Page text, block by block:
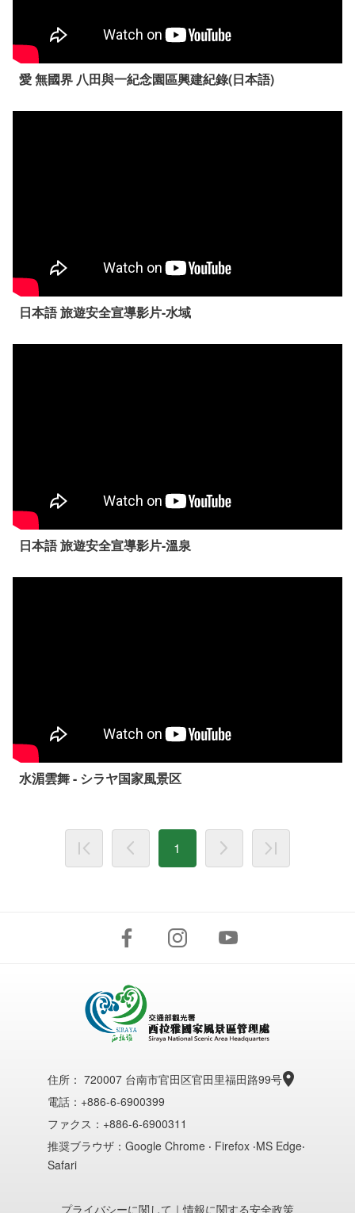
愛 無國界 八田與一紀念園區興建紀錄(日本語)
日本語 旅遊安全宣導影片-水域
日本語 旅遊安全宣導影片-溫泉
水湄雲舞 - シラヤ国家風景区
1
住所： 720007 台南市官田区官田里福田路99号
電話：+886-6-6900399
ファクス：+886-6-6900311
推奨ブラウザ：Google Chrome ‧ Firefox ‧MS Edge‧
Safari
プライバシーに関して ｜情報に関する安全政策